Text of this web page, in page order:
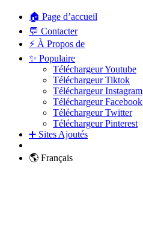
🏠 Page d’accueil
💬 Contacter
⚡ À Propos de
✨ Populaire
Téléchargeur Youtube
Téléchargeur Tiktok
Téléchargeur Instagram
Téléchargeur Facebook
Téléchargeur Twitter
Téléchargeur Pinterest
➕ Sites Ajoutés
🌎 Français